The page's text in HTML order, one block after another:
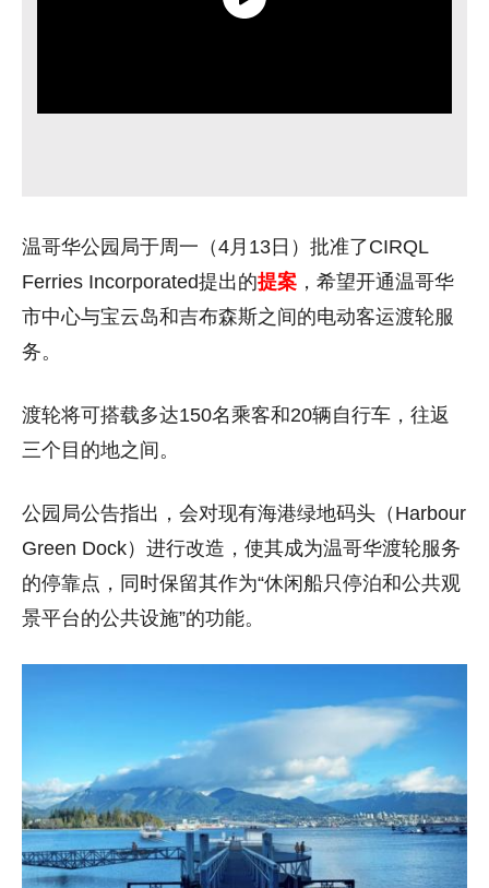
温哥华公园局于周一（4月13日）批准了CIRQL
Ferries Incorporated提出的提案 ，希望开通温哥华
市中心与宝云岛和吉布森斯之间的电动客运渡轮服
务。
渡轮将可搭载多达150名乘客和20辆自行车，往返
三个目的地之间。
公园局公告指出，会对现有海港绿地码头（Harbour
Green Dock）进行改造，使其成为温哥华渡轮服务
的停靠点，同时保留其作为“休闲船只停泊和公共观
景平台的公共设施”的功能。